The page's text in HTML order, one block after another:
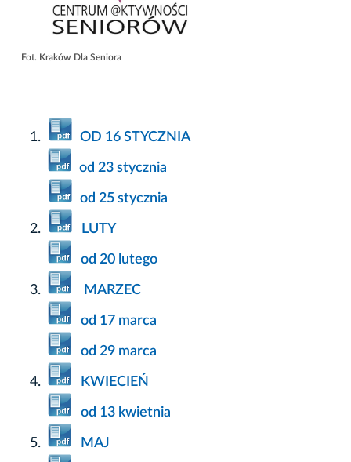
Fot. Kraków Dla Seniora
OD 16 STYCZNIA
od 23 stycznia
od 25 stycznia
LUTY
od 20 lutego
MARZEC
od 17 marca
od 29 marca
KWIECIEŃ
od 13 kwietnia
MAJ